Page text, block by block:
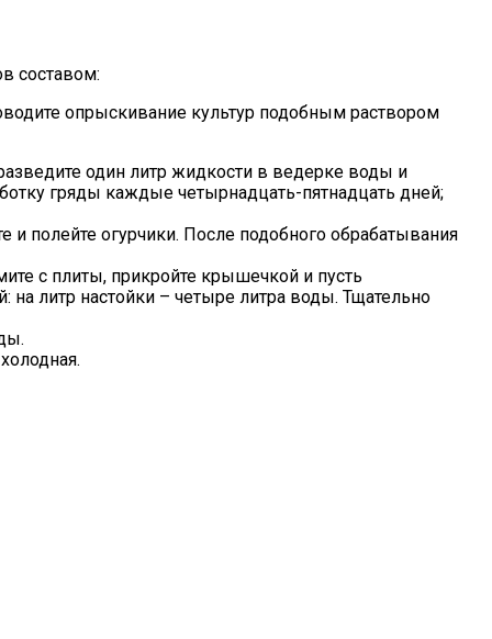
составом:
опрыскивание культур подобным раствором
один литр жидкости в ведерке воды и
гряды каждые четырнадцать-пятнадцать дней;
и полейте огурчики. После подобного обрабатывания
с плиты, прикройте крышечкой и пусть
литр настойки – четыре литра воды. Тщательно